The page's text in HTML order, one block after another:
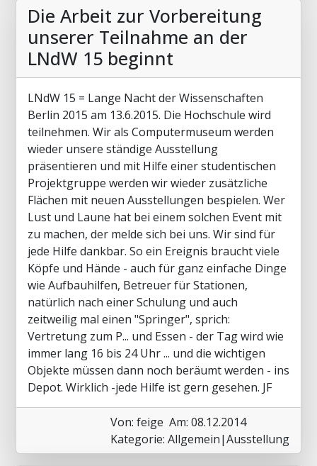
Die Arbeit zur Vorbereitung
unserer Teilnahme an der
LNdW 15 beginnt
LNdW 15 = Lange Nacht der Wissenschaften
Berlin 2015 am 13.6.2015. Die Hochschule wird
teilnehmen. Wir als Computermuseum werden
wieder unsere ständige Ausstellung
präsentieren und mit Hilfe einer studentischen
Projektgruppe werden wir wieder zusätzliche
Flächen mit neuen Ausstellungen bespielen. Wer
Lust und Laune hat bei einem solchen Event mit
zu machen, der melde sich bei uns. Wir sind für
jede Hilfe dankbar. So ein Ereignis braucht viele
Köpfe und Hände - auch für ganz einfache Dinge
wie Aufbauhilfen, Betreuer für Stationen,
natürlich nach einer Schulung und auch
zeitweilig mal einen "Springer", sprich:
Vertretung zum P... und Essen - der Tag wird wie
immer lang 16 bis 24 Uhr ... und die wichtigen
Objekte müssen dann noch beräumt werden - ins
Depot. Wirklich -jede Hilfe ist gern gesehen. JF
Von: feige Am: 08.12.2014
Kategorie: Allgemein|Ausstellung